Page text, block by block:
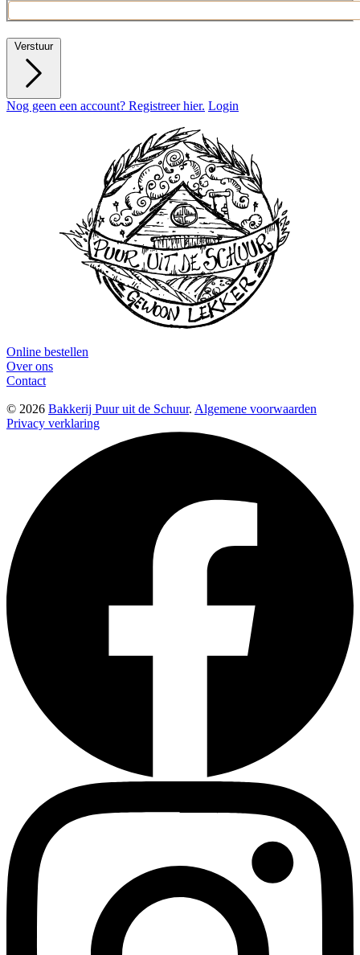
Verstuur
Nog geen een account? Registreer hier. Login
Online bestellen
Over ons
Contact
© 2026 Bakkerij Puur uit de Schuur. Algemene voorwaarden
Privacy verklaring